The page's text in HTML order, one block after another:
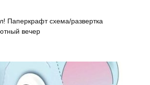
Паперкрафт схема/развертка
вечер